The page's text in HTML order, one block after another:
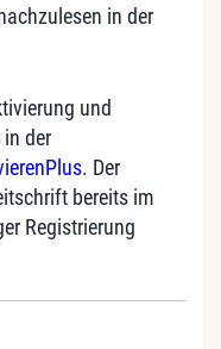
in der
und
der
. Der
bereits im
Registrierung